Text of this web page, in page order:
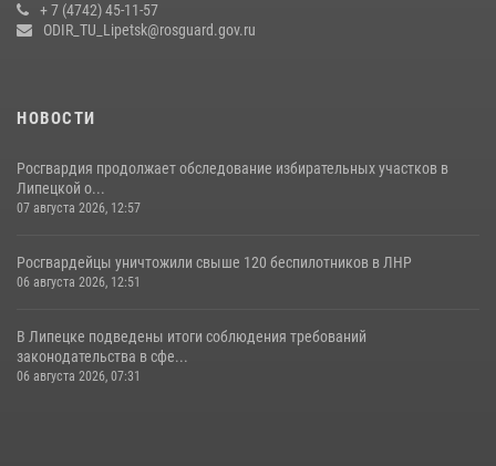
+ 7 (4742) 45-11-57
ODIR_TU_Lipetsk@rosguard.gov.ru
НОВОСТИ
Росгвардия продолжает обследование избирательных участков в
Липецкой о...
07 августа 2026, 12:57
Росгвардейцы уничтожили свыше 120 беспилотников в ЛНР
06 августа 2026, 12:51
В Липецке подведены итоги соблюдения требований
законодательства в сфе...
06 августа 2026, 07:31